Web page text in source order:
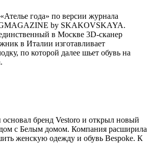
года» по версии журнала
by SKAKOVSKAYA.
в Москве 3D-сканер
в Италии изготавливает
по которой далее шьет обувь на
бренд Vestoro и открыл новый
с Белым домом. Компания расширила
женскую одежду и обувь Bespoke. К